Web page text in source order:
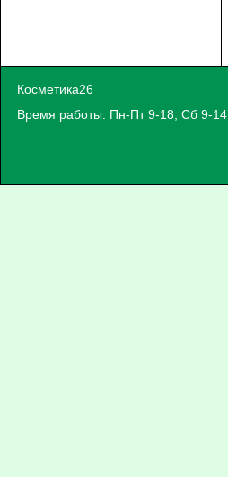
Косметика26
Время работы: Пн-Пт 9-18, Сб 9-14